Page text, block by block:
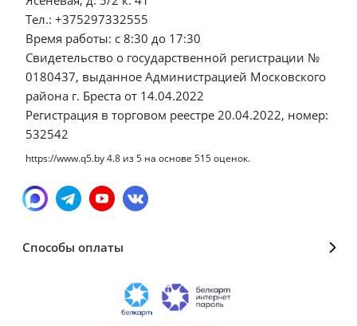
Тел.: +375297332555
Время работы: с 8:30 до 17:30
Свидетельство о государственной регистрации №
0180437, выданное Администрацией Московского
района г. Бреста от 14.04.2022
Регистрация в торговом реестре 20.04.2022, номер:
532542
https://www.q5.by4.8 из5 на основе 515оценок.
Способы оплаты